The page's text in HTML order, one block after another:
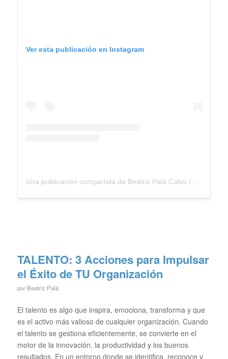
Ver esta publicación en Instagram
Una publicación compartida de Beatriz Palá Calvo / Coach Mentora (@beatrizpalacalvo)
TALENTO: 3 Acciones para Impulsar
el Éxito de TU Organización
por Beatriz Palá
El talento es algo que inspira, emociona, transforma y que
es el activo más valioso de cualquier organización. Cuando
el talento se gestiona eficientemente, se convierte en el
motor de la innovación, la productividad y los buenos
resultados. En un entorno donde se identifica, reconoce y